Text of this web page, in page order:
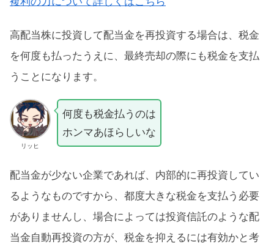
高配当株に投資して配当金を再投資する場合は、税金
を何度も払ったうえに、最終売却の際にも税金を支払
うことになります。
リッヒ
何度も税金払うのは
ホンマあほらしいな
配当金が少ない企業であれば、内部的に再投資してい
るようなものですから、都度大きな税金を支払う必要
がありませんし、場合によっては投資信託のような配
当金自動再投資の方が、税金を抑えるには有効かと考